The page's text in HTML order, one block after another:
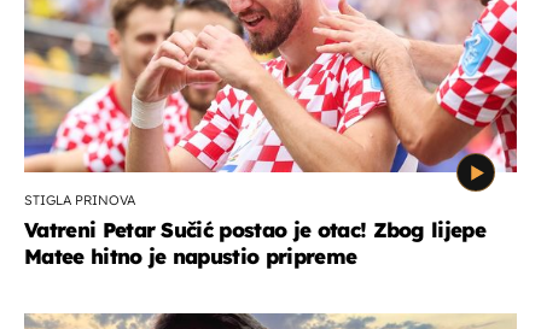
STIGLA PRINOVA
Vatreni Petar Sučić postao je otac! Zbog lijepe
Matee hitno je napustio pripreme